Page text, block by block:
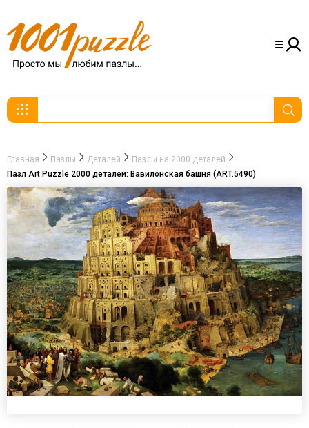
Главная Пазлы Деталей
Пазлы на 2000 деталей
Пазл Art Puzzle 2000 деталей: Вавилонская башня (ART.5490)